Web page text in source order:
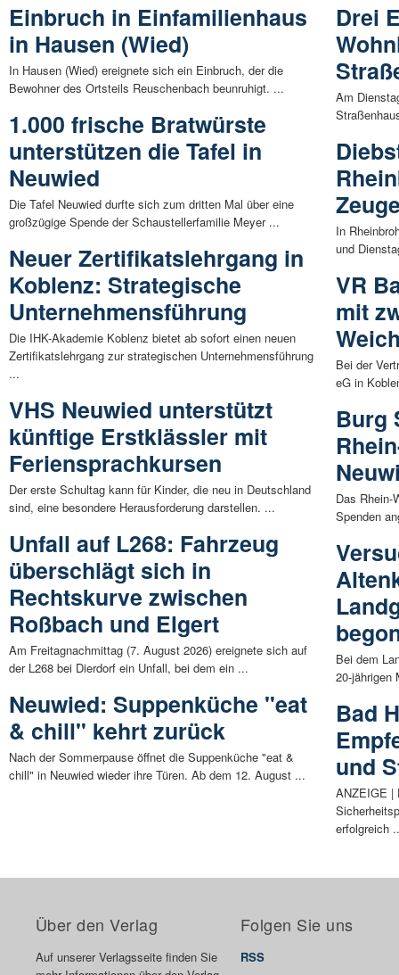
Einbruch in Einfamilienhaus
in Hausen (Wied)
In Hausen (Wied) ereignete sich ein Einbruch, der die
Bewohner des Ortsteils Reuschenbach beunruhigt. ...
1.000 frische Bratwürste
unterstützen die Tafel in
Neuwied
Die Tafel Neuwied durfte sich zum dritten Mal über eine
großzügige Spende der Schaustellerfamilie Meyer ...
Neuer Zertifikatslehrgang in
Koblenz: Strategische
Unternehmensführung
Die IHK-Akademie Koblenz bietet ab sofort einen neuen
Zertifikatslehrgang zur strategischen Unternehmensführung
...
VHS Neuwied unterstützt
künftige Erstklässler mit
Feriensprachkursen
Der erste Schultag kann für Kinder, die neu in Deutschland
sind, eine besondere Herausforderung darstellen. ...
Unfall auf L268: Fahrzeug
überschlägt sich in
Rechtskurve zwischen
Roßbach und Elgert
Am Freitagnachmittag (7. August 2026) ereignete sich auf
der L268 bei Dierdorf ein Unfall, bei dem ein ...
Neuwied: Suppenküche "eat
& chill" kehrt zurück
Nach der Sommerpause öffnet die Suppenküche "eat &
chill" in Neuwied wieder ihre Türen. Ab dem 12. August ...
Drei
Am
In
und
VR
mit
Bei der
eG in
Burg
Das Rhein-
Spenden
Bei dem
20-jährigen
Bad
und
ANZEIGE |
erfolgreich
Über den Verlag
Auf unserer Verlagsseite finden Sie
Folgen Sie uns
RSS